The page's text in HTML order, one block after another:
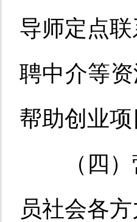
导师定点
聘中介等
帮助创业
（四）
员社会各